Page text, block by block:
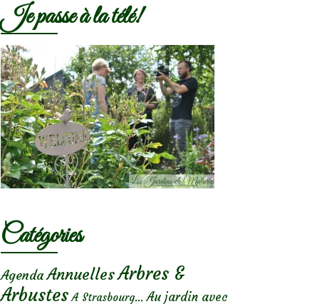
Je passe à la télé!
Catégories
Agenda AnnuellesArbres &
Arbustes A Strasbourg... Au jardin avec